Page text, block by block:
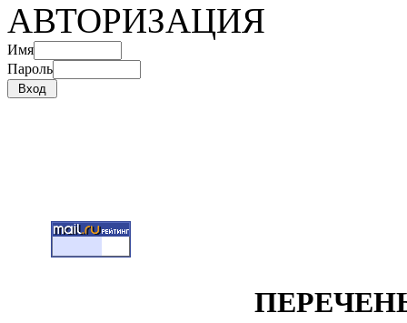
АВТОРИЗАЦИЯ
Имя
Пароль